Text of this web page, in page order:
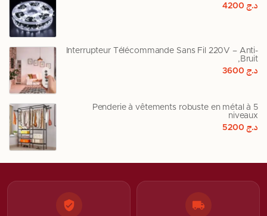
د.ج4200
Interrupteur Télécommande Sans Fil 220V – Anti-
Bruit,
د.ج3600
Penderie à vêtements robuste en métal à 5
niveaux
د.ج5200